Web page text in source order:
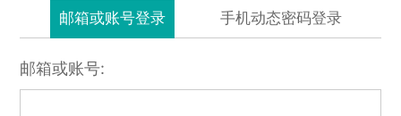
邮箱或账号登录 手机动态密码登录
邮箱或账号: